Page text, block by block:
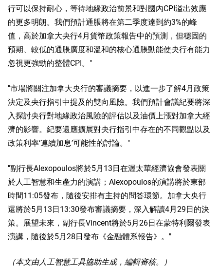
行可以保持耐心，等待地緣政治前景和對國內CPI溢出效應
的更多明朗。我們預計通脹將在第二季度達到約3%的峰
值，高於加拿大央行4月貨幣政策報告中的預測，但穩固的
預期、較低的通脹廣度和溫和的核心通脹動能使央行有能力
忽視更強勁的整體CPI。"
"市場將關注加拿大央行的審議摘要，以進一步了解4月政策
決定及央行指引中提及的雙向風險。我們預計會議紀要將深
入探討央行對地緣政治風險的評估以及油價上漲對加拿大經
濟的影響。紀要還應擴展對央行指引中存在的不同觀點以及
政策利率‘連續加息’可能性的討論。"
"副行長Alexopoulos將於5月13日在渥太華經濟協會發表關
於人工智慧和生產力的演講；Alexopoulos的演講將於東部
時間11:05發布，隨後安排有主持的問答環節。加拿大央行
還將於5月13日13:30發布審議摘要，深入解讀4月29日的決
策。展望未來，副行長Vincent將於5月26日在蒙特利爾發表
演講，隨後於5月28日發布《金融體系報告》。"
（本文由人工智慧工具協助生成，編輯審核。）